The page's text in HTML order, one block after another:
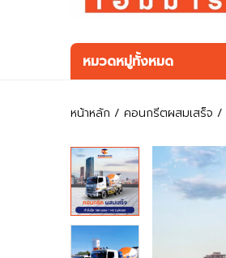
หมวดหมู่ทั้งหมด
หน้าหลัก คอนกรีตผสมเสร็จ